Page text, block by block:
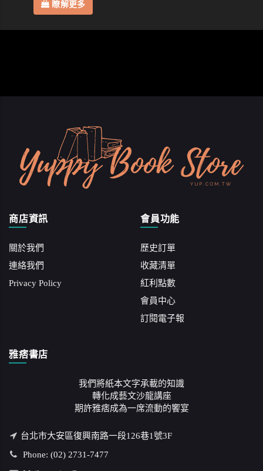
瞭解更多
商店資訊
關於我們
連絡我們
Privacy Policy
會員功能
歷史訂單
收藏清單
紅利點數
會員中心
訂閱電子報
雅痞書店
我們將紙本文字承載的知識
轉化成藝文沙龍講座
期許雅痞成為一席流動的饗宴
台北市大安區復興南路一段126巷1號3F
Phone: (02) 2731-7477